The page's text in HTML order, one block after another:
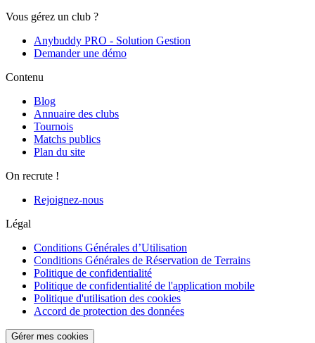
Vous gérez un club ?
Anybuddy PRO - Solution Gestion
Demander une démo
Contenu
Blog
Annuaire des clubs
Tournois
Matchs publics
Plan du site
On recrute !
Rejoignez-nous
Légal
Conditions Générales d’Utilisation
Conditions Générales de Réservation de Terrains
Politique de confidentialité
Politique de confidentialité de l'application mobile
Politique d'utilisation des cookies
Accord de protection des données
Gérer mes cookies